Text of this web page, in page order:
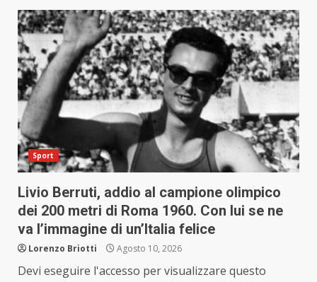
Sport
Livio Berruti, addio al campione olimpico
dei 200 metri di Roma 1960. Con lui se ne
va l’immagine di un’Italia felice
Lorenzo Briotti Agosto 10, 2026
Devi eseguire l'accesso per visualizzare questo